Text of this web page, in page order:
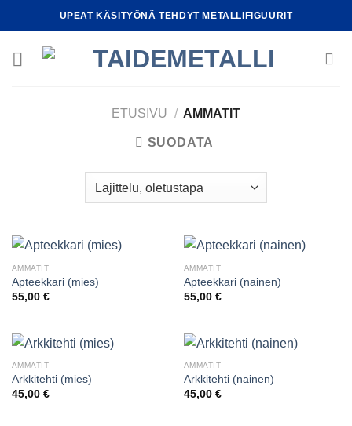
to
UPEAT KÄSITYÖNÄ TEHDYT METALLIFIGUURIT
ETUSIVU / AMMATIT
SUODATA
AMMATIT
Apteekkari (mies)
55,00 €
AMMATIT
Apteekkari (nainen)
55,00 €
AMMATIT
Arkkitehti (mies)
45,00 €
AMMATIT
Arkkitehti (nainen)
45,00 €